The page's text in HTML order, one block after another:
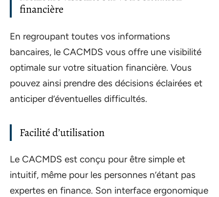
financière
En regroupant toutes vos informations
bancaires, le CACMDS vous offre une visibilité
optimale sur votre situation financière. Vous
pouvez ainsi prendre des décisions éclairées et
anticiper d’éventuelles difficultés.
Facilité d’utilisation
Le CACMDS est conçu pour être simple et
intuitif, même pour les personnes n’étant pas
expertes en finance. Son interface ergonomique